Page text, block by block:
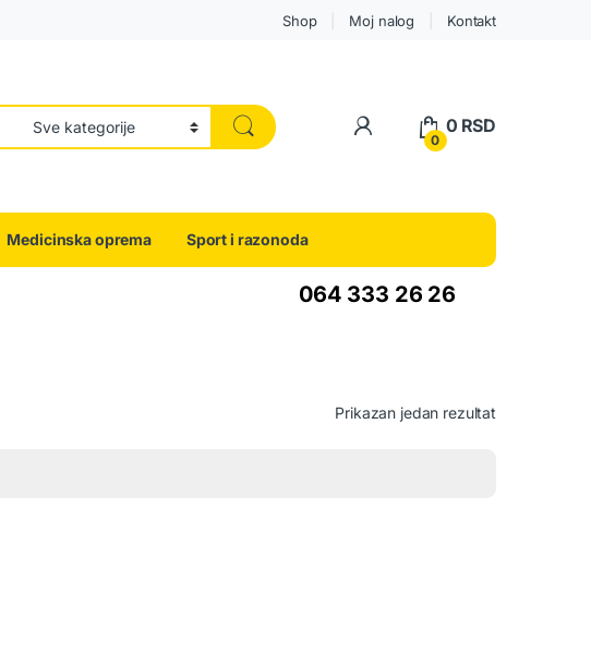
Shop Moj nalog Kontakt
0
0 RSD
Medicinska oprema Sport i razonoda
064 333 26 26
Prikazan jedan rezultat